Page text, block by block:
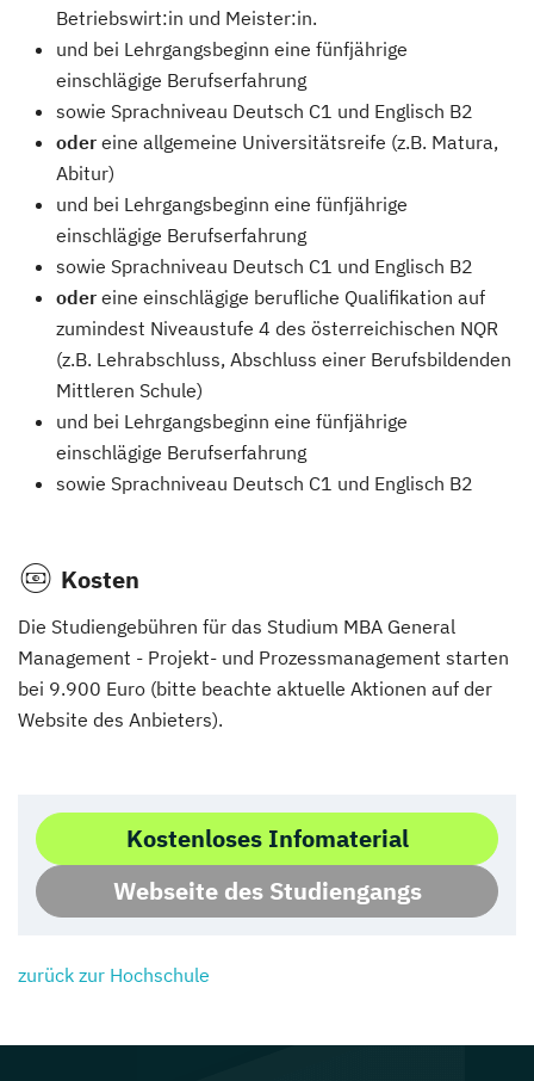
Betriebswirt:in und Meister:in.
und bei Lehrgangsbeginn eine fünfjährige
einschlägige Berufserfahrung
sowie Sprachniveau Deutsch C1 und Englisch B2
oder eine allgemeine Universitätsreife (z.B. Matura,
Abitur)
und bei Lehrgangsbeginn eine fünfjährige
einschlägige Berufserfahrung
sowie Sprachniveau Deutsch C1 und Englisch B2
oder eine einschlägige berufliche Qualifikation auf
zumindest Niveaustufe 4 des österreichischen NQR
(z.B. Lehrabschluss, Abschluss einer Berufsbildenden
Mittleren Schule)
und bei Lehrgangsbeginn eine fünfjährige
einschlägige Berufserfahrung
sowie Sprachniveau Deutsch C1 und Englisch B2
Kosten
Die Studiengebühren für das Studium MBA General
Management - Projekt- und Prozessmanagement starten
bei 9.900 Euro (bitte beachte aktuelle Aktionen auf der
Website des Anbieters).
Kostenloses Infomaterial
Webseite des Studiengangs
zurück zur Hochschule